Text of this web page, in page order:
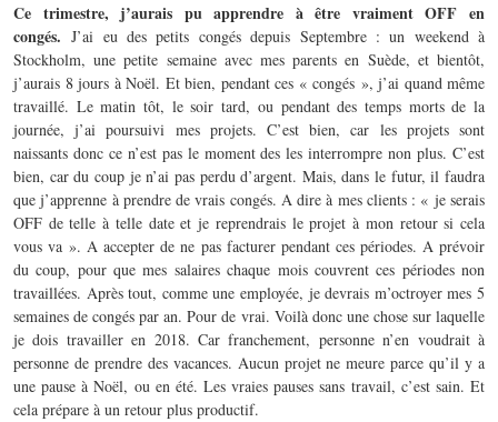
Ce trimestre, j’aurais pu apprendre à être vraiment OFF en
congés.J’ai eu des petits congés depuis Septembre : un weekend à
Stockholm, une petite semaine avec mes parents en Suède, et bientôt,
j’aurais 8 jours à Noël. Et bien, pendant ces « congés », j’ai quand même
travaillé. Le matin tôt, le soir tard, ou pendant des temps morts de la
journée, j’ai poursuivi mes projets. C’est bien, car les projets sont
naissants donc ce n’est pas le moment des les interrompre non plus. C’est
bien, car du coup je n’ai pas perdu d’argent. Mais, dans le futur, il faudra
que j’apprenne à prendre de vrais congés. A dire à mes clients : « je serais
OFF de telle à telle date et je reprendrais le projet à mon retour si cela
vous va ». A accepter de ne pas facturer pendant ces périodes. A prévoir
du coup, pour que mes salaires chaque mois couvrent ces périodes non
travaillées. Après tout, comme une employée, je devrais m’octroyer mes 5
semaines de congés par an. Pour de vrai. Voilà donc une chose sur laquelle
je dois travailler en 2018. Car franchement, personne n’en voudrait à
personne de prendre des vacances. Aucun projet ne meure parce qu’il y a
une pause à Noël, ou en été. Les vraies pauses sans travail, c’est sain. Et
cela prépare à un retour plus productif.